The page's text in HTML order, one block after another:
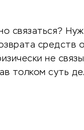
связаться?
средств
не
толком суть